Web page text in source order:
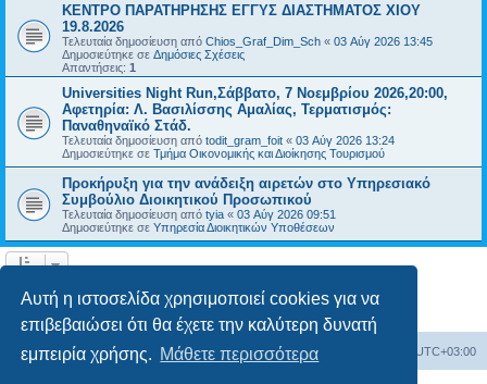
Αυτή η ιστοσελίδα χρησιμοποιεί cookies για να
επιβεβαιώσει ότι θα έχετε την καλύτερη δυνατή
εμπειρία χρήσης. Μάθετε περισσότερα
ΚΕΝΤΡΟ ΠΑΡΑΤΗΡΗΣΗΣ ΕΓΓΥΣ ΔΙΑΣΤΗΜΑΤΟΣ ΧΙΟΥ
19.8.2026
Τελευταία δημοσίευση από Chios_Graf_Dim_Sch « 03 Αύγ 2026 13:45
Δημοσιεύτηκε σε Δημόσιες Σχέσεις
Απαντήσεις: 1
Universities Night Run,Σάββατο, 7 Νοεμβρίου 2026,20:00,
Αφετηρία: Λ. Βασιλίσσης Αμαλίας, Τερματισμός:
Παναθηναϊκό Στάδ.
Τελευταία δημοσίευση από todit_gram_foit « 03 Αύγ 2026 13:24
Δημοσιεύτηκε σε Τμήμα Οικονομικής και Διοίκησης Τουρισμού
Προκήρυξη για την ανάδειξη αιρετών στο Υπηρεσιακό
Συμβούλιο Διοικητικού Προσωπικού
Τελευταία δημοσίευση από tyia « 03 Αύγ 2026 09:51
Δημοσιεύτηκε σε Υπηρεσία Διοικητικών Υποθέσεων
Board Όλοι οι χρόνοι είναι UTC+03:00
Διαγραφή cookies